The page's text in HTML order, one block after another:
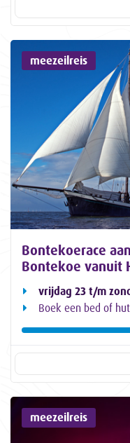
meezeilreis
Bontekoerace
Bontekoe vanuit
vrijdag 23 t/m
Boek een bed of hut
meezeilreis